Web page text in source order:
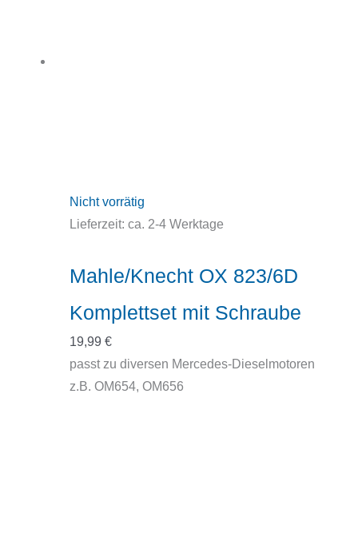
Nicht vorrätig
Lieferzeit: ca. 2-4 Werktage
Mahle/Knecht OX 823/6D
Komplettset mit Schraube
19,99 €
passt zu diversen Mercedes-Dieselmotoren
z.B. OM654, OM656